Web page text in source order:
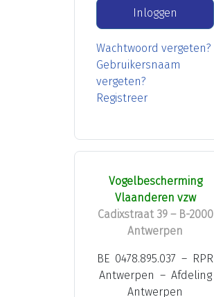
Inloggen
Wachtwoord vergeten?
Gebruikersnaam
vergeten?
Registreer
Vogelbescherming
Vlaanderen vzw
Cadixstraat 39 – B-2000
Antwerpen
BE 0478.895.037 – RPR
Antwerpen – Afdeling
Antwerpen